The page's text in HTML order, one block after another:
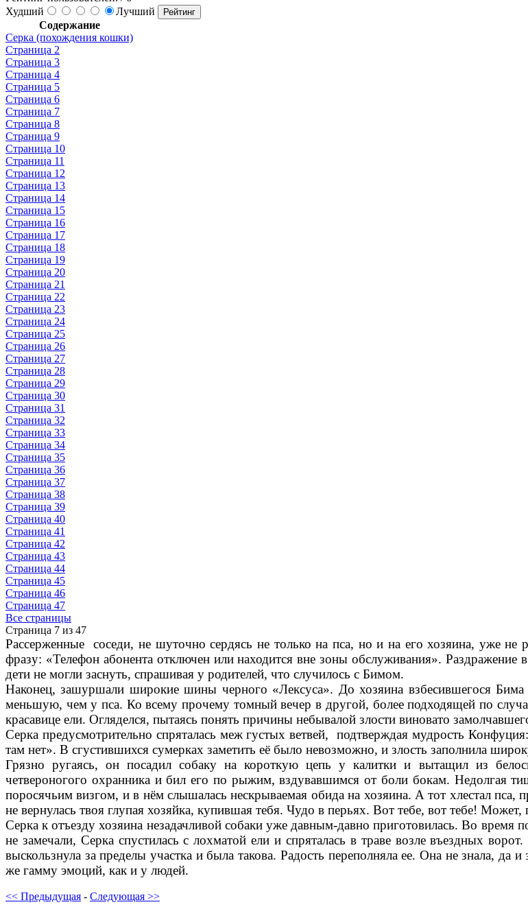
Худший
Лучший
Содержание
Серка (похождения кошки)
Страница 2
Страница 3
Страница 4
Страница 5
Страница 6
Страница 7
Страница 8
Страница 9
Страница 10
Страница 11
Страница 12
Страница 13
Страница 14
Страница 15
Страница 16
Страница 17
Страница 18
Страница 19
Страница 20
Страница 21
Страница 22
Страница 23
Страница 24
Страница 25
Страница 26
Страница 27
Страница 28
Страница 29
Страница 30
Страница 31
Страница 32
Страница 33
Страница 34
Страница 35
Страница 36
Страница 37
Страница 38
Страница 39
Страница 40
Страница 41
Страница 42
Страница 43
Страница 44
Страница 45
Страница 46
Страница 47
Все страницы
Страница 7 из 47
Рассерженные соседи, не шуточно сердясь не только на пса, но и на его хозяина, уже
фразу: «Телефон абонента отключен или находится вне зоны обслуживания».
дети не могли заснуть, спрашивая у родителей, что случилось с Бимом.
Наконец, зашуршали широкие шины черного «Лексуса». До хозяина взбесившегося
меньшую, чем у пса. Ко всему прочему томный вечер в другой, более подходящей по
красавице ели. Огляделся, пытаясь понять причины небывалой злости виновато
Серка предусмотрительно спряталась меж густых ветвей, подтверждая мудрость
там нет». В сгустившихся сумерках заметить её было невозможно, и злость заполнила
Грязно ругаясь, он посадил собаку на короткую цепь у калитки и вытащил из
четвероногого охранника и бил его по рыжим, вздувавшимся от боли бокам. Недолгая
поросячьим визгом, и в нём слышалась нескрываемая обида на хозяина. А тот хлестал
не вернулась твоя глупая хозяйка, купившая тебя. Чудо в перьях. Вот тебе, вот тебе!
Серка к отъезду хозяина незадачливой собаки уже давным-давно приготовилась. Во время
не замечали, Серка спустилась с лохматой ели и спряталась в траве возле въездных
выскользнула за пределы участка и была такова. Радость переполняла ее. Она не знала,
же гамму эмоций, как и у людей.
<< Предыдущая - Следующая >>